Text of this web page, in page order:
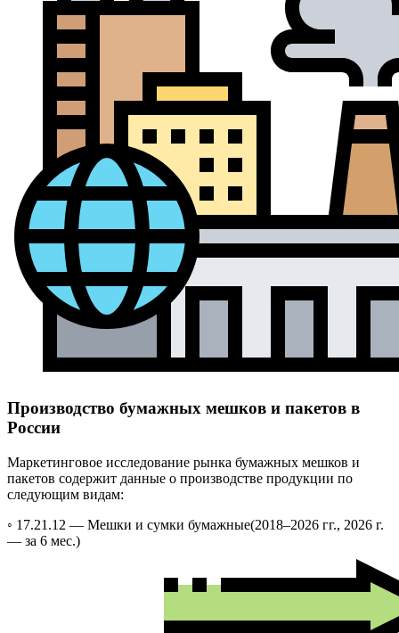
Производство бумажных мешков и пакетов в
России
Маркетинговое исследование рынка бумажных мешков и
пакетов содержит данные о производстве продукции по
следующим видам:
◦ 17.21.12 — Мешки и сумки бумажные(2018–2026 гг., 2026 г.
— за 6 мес.)